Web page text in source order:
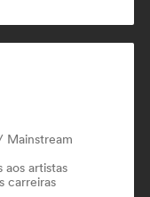
Mainstream
aos artistas
carreiras